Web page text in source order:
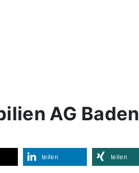
AG Baden
teilen teilen